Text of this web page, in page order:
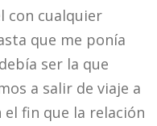
con cualquier
que me ponía
ser la que
a salir de viaje a
el fin que la relación